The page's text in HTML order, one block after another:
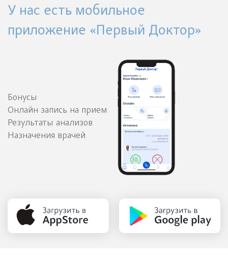
У нас есть мобильное
приложение «Первый Доктор»
Бонусы
Онлайн запись на прием
Результаты анализов
Назначения врачей